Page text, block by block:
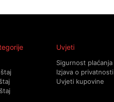
Uvjeti
Sigurnost plaćanja
Izjava o privatnosti
Uvjeti kupovine